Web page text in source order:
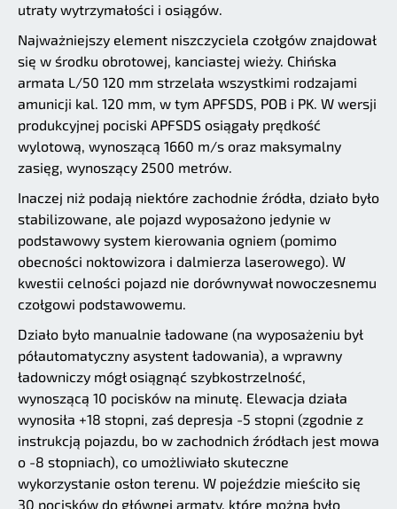
utraty wytrzymałości i osiągów.
Najważniejszy element niszczyciela czołgów znajdował
się w środku obrotowej, kanciastej wieży. Chińska
armata L/50 120 mm strzelała wszystkimi rodzajami
amunicji kal. 120 mm, w tym APFSDS, POB i PK. W wersji
produkcyjnej pociski APFSDS osiągały prędkość
wylotową, wynoszącą 1660 m/s oraz maksymalny
zasięg, wynoszący 2500 metrów.
Inaczej niż podają niektóre zachodnie źródła, działo było
stabilizowane, ale pojazd wyposażono jedynie w
podstawowy system kierowania ogniem (pomimo
obecności noktowizora i dalmierza laserowego). W
kwestii celności pojazd nie dorównywał nowoczesnemu
czołgowi podstawowemu.
Działo było manualnie ładowane (na wyposażeniu był
półautomatyczny asystent ładowania), a wprawny
ładowniczy mógł osiągnąć szybkostrzelność,
wynoszącą 10 pocisków na minutę. Elewacja działa
wynosiła +18 stopni, zaś depresja -5 stopni (zgodnie z
instrukcją pojazdu, bo w zachodnich źródłach jest mowa
o -8 stopniach), co umożliwiało skuteczne
wykorzystanie osłon terenu. W pojeździe mieściło się
30 pocisków do głównej armaty, które można było